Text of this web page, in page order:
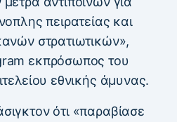
πειρατείας και
στρατιωτικών»,
εκπρόσωπος του
εθνικής άμυνας.
ότι «παραβίασε